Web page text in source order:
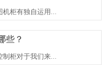
机柜有独自运用...
些？
制柜对于我们来...